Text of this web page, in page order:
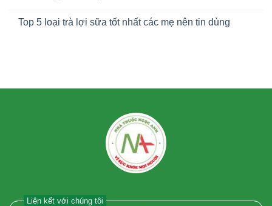
Top 5 loại trà lợi sữa tốt nhất các mẹ nên tin dùng
Liên kết với chúng tôi